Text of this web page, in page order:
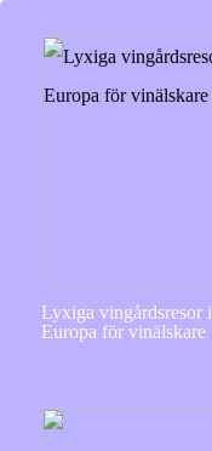
Lyxiga vingårdsresor i
Europa för vinälskare